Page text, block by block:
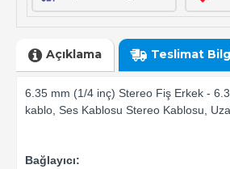
Açıklama Teslimat
6.35 mm (1/4 inç) Stereo Fiş Erkek -
kablo, Ses Kablosu Stereo Kablosu,
Bağlayıcı: